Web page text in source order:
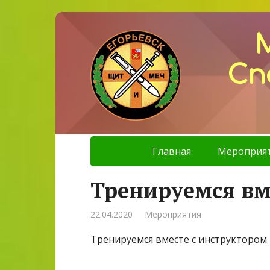
Главная
Тренируемся
22.04.2020 Мероприятия
Тренируемся вместе с